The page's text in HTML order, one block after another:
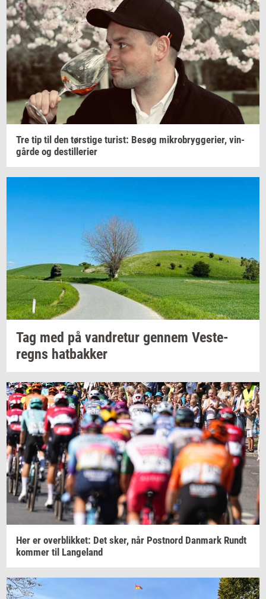
Tre tip til den tørsti­ge turist: Besøg mi­kro­bryg­ge­ri­er, vin­
går­de og destil­le­ri­er
Tag med på van­dre­tur gen­nem Ve­ste­
regns hat­bak­ker
Her er over­blik­ket: Det sker, når Po­st­n­ord Dan­mark Rundt
kom­mer til Lan­geland